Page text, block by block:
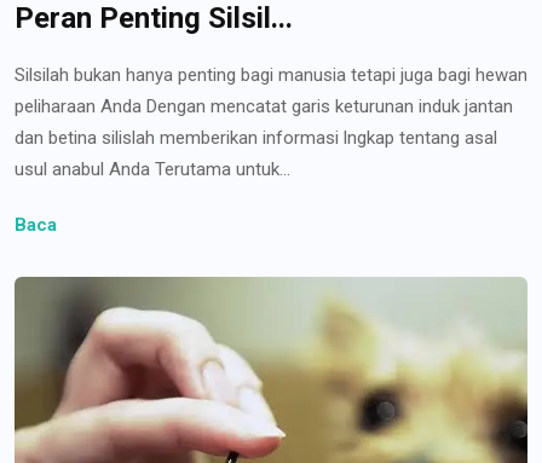
Peran Penting Silsil...
Silsilah bukan hanya penting bagi manusia tetapi juga bagi hewan
peliharaan Anda Dengan mencatat garis keturunan induk jantan
dan betina silislah memberikan informasi lngkap tentang asal
usul anabul Anda Terutama untuk...
Baca